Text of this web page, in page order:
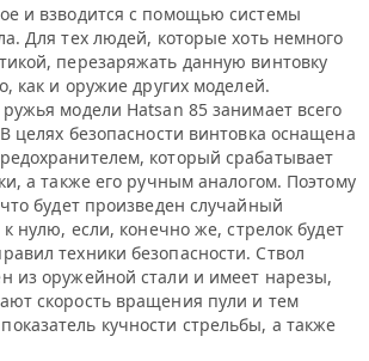
и взводится с помощью системы
Для тех людей, которые хоть немного
перезаряжать данную винтовку
как и оружие других моделей.
модели Hatsan 85 занимает всего
целях безопасности винтовка оснащена
который срабатывает
а также его ручным аналогом. Поэтому
будет произведен случайный
нулю, если, конечно же, стрелок будет
техники безопасности. Ствол
из оружейной стали и имеет нарезы,
скорость вращения пули и тем
кучности стрельбы, а также